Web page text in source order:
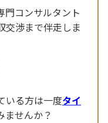
門コンサルタント
交渉まで伴走しま
いる方は一度タイ
ませんか？